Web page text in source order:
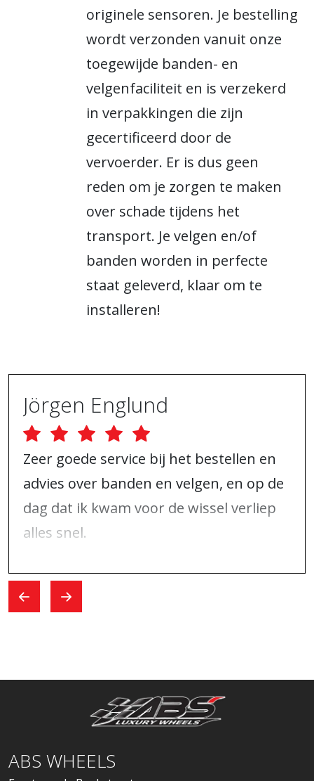
originele sensoren. Je bestelling
wordt verzonden vanuit onze
toegewijde banden- en
velgenfaciliteit en is verzekerd
in verpakkingen die zijn
gecertificeerd door de
vervoerder. Er is dus geen
reden om je zorgen te maken
over schade tijdens het
transport. Je velgen en/of
banden worden in perfecte
staat geleverd, klaar om te
installeren!
Jörgen Englund
Zeer goede service bij het bestellen en
advies over banden en velgen, en op de
dag dat ik kwam voor de wissel verliep
alles snel.
ABS WHEELS